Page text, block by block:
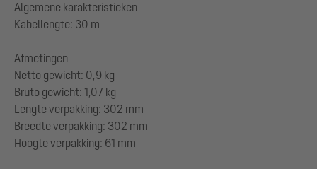
Algemene karakteristieken
Kabellengte: 30 m
Afmetingen
Netto gewicht: 0,9 kg
Bruto gewicht: 1,07 kg
Lengte verpakking: 302 mm
Breedte verpakking: 302 mm